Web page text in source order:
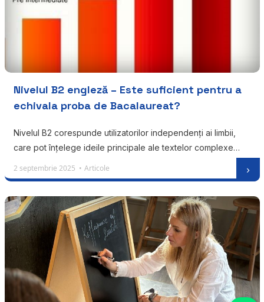
Nivelul B2 engleză – Este suficient pentru a
echivala proba de Bacalaureat?
Nivelul B2 corespunde utilizatorilor independenți ai limbii,
care pot înțelege ideile principale ale textelor complexe…
2 septembrie 2025 • Articole